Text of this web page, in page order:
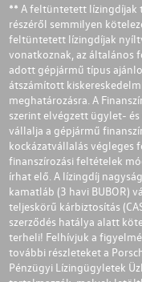
** A feltüntetett lízingdíjak
részéről semmilyen
feltüntetett lízingdíjak
vonatkoznak, az általános
adott gépjármű típus
átszámított
meghatározásra. A
szerint elvégzett ügylet-
vállalja a gépjármű
kockázatvállalás végleges
finanszírozási feltételek
írhat elő. A lízingdíj
kamatláb (3 havi BUBOR)
teljeskörű kárbiztosítás
szerződés hatálya alatt
terheli! Felhívjuk a
további részleteket a
Pénzügyi Lízingügyletek